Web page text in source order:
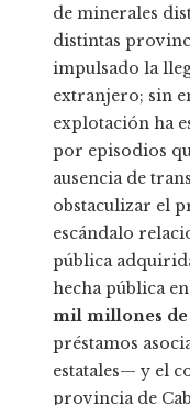
de minerales
distintas
impulsado la
extranjero; sin
explotación ha
por episodios
ausencia de
obstaculizar el
escándalo
pública
hecha pública
mil millones de
préstamos
estatales— y el
provincia de